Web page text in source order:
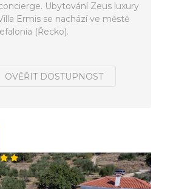
Ubytování Zeus luxury
Ermis se nachází ve městě
(Řecko).
OVĚŘIT DOSTUPNOST